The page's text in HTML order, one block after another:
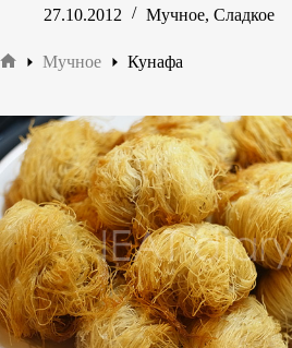
27.10.2012 Мучное, Сладкое
Мучное Кунафа